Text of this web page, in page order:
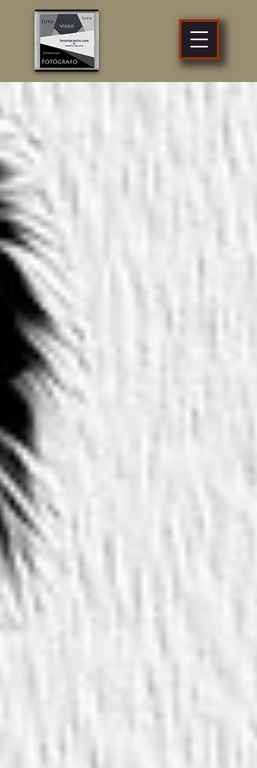
fotógrafo
profesional
Zaragoza